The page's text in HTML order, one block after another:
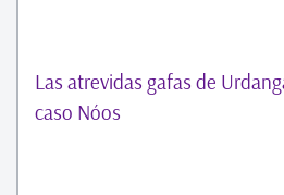
Las atrevidas gafas de
caso Nóos